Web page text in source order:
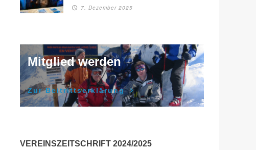
7. Dezember 2025
Mitglied werden
Zur Beitrittserklärung
VEREINSZEITSCHRIFT 2024/2025